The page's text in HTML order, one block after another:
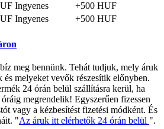
Ingyenes
+500 HUF
Ingyenes +500 HUF
bíz meg bennünk. Tehát tudjuk, mely áruk
és melyeket vevők részesítik előnyben.
24 órán belül szállításra kerül, ha
megrendelik! Egyszerűen fizessen
vagy a kézbesítést fizetési módként. És
"Az áruk itt elérhetők 24 órán belül ".